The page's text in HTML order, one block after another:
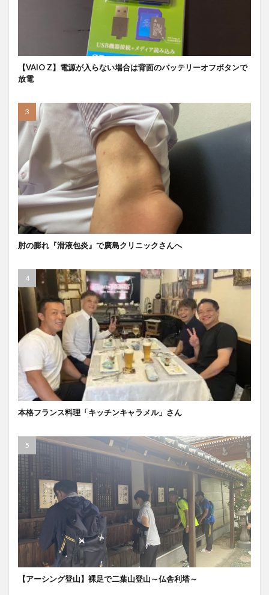
【VAIO Z】電源が入らない場合は背面のバッテリーオフボタンで
放電
肘の膨れ『滑液包炎』で廣島クリニックさんへ
本格フランス料理「キッチンキャラメル」さん
【アーシング登山】裸足で二葉山登山～仏舎利塔～